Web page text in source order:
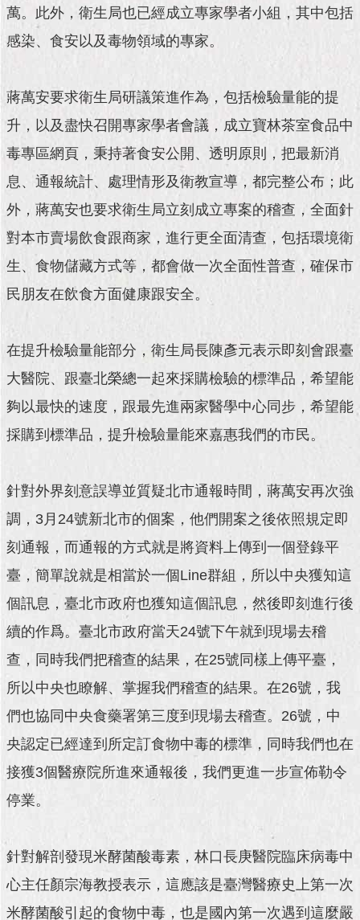
現
北
動
題
館
民
互
動
活
動
館
回
首
頁
站
導
覽
English
見
問
答
時
新
聞
澄
雙
語
台
通
萬。此外，衛生局也已經成立專家學者小組，其中包括
感染、食安以及毒物領域的專家。
蔣萬安要求衛生局研議策進作為，包括檢驗量能的提
升，以及盡快召開專家學者會議，成立寶林茶室食品中
毒專區網頁，秉持著食安公開、透明原則，把最新消
息、通報統計、處理情形及衛教宣導，都完整公布；此
外，蔣萬安也要求衛生局立刻成立專案的稽查，全面針
對本市賣場飲食跟商家，進行更全面清查，包括環境衛
生、食物儲藏方式等，都會做一次全面性普查，確保市
民朋友在飲食方面健康跟安全。
在提升檢驗量能部分，衛生局長陳彥元表示即刻會跟臺
大醫院、跟臺北榮總一起來採購檢驗的標準品，希望能
夠以最快的速度，跟最先進兩家醫學中心同步，希望能
採購到標準品，提升檢驗量能來嘉惠我們的市民。
針對外界刻意誤導並質疑北市通報時間，蔣萬安再次強
調，3月24號新北市的個案，他們開案之後依照規定即
刻通報，而通報的方式就是將資料上傳到一個登錄平
臺，簡單說就是相當於一個Line群組，所以中央獲知這
個訊息，臺北市政府也獲知這個訊息，然後即刻進行後
續的作爲。臺北市政府當天24號下午就到現場去稽
查，同時我們把稽查的結果，在25號同樣上傳平臺，
所以中央也瞭解、掌握我們稽查的結果。在26號，我
們也協同中央食藥署第三度到現場去稽查。26號，中
央認定已經達到所定訂食物中毒的標準，同時我們也在
接獲3個醫療院所進來通報後，我們更進一步宣佈勒令
停業。
針對解剖發現米酵菌酸毒素，林口長庚醫院臨床病毒中
心主任顏宗海教授表示，這應該是臺灣醫療史上第一次
米酵菌酸引起的食物中毒，也是國內第一次遇到這麼嚴